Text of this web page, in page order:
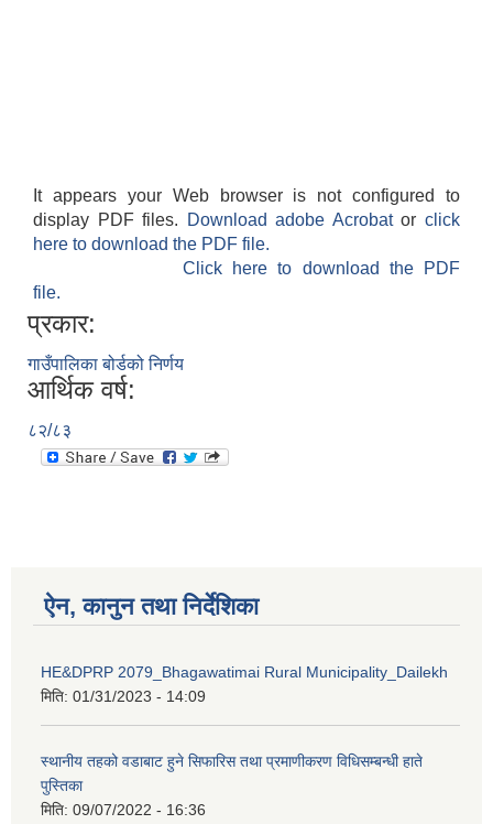
It appears your Web browser is not configured to
display PDF files.
Download adobe Acrobatorclick
here to download the PDF file.
Click here to download the PDF
file.
प्रकार:
गाउँपालिका बोर्डको निर्णय
आर्थिक वर्ष:
८२/८३
ऐन, कानुन तथा निर्देशिका
HE&DPRP 2079_Bhagawatimai Rural Municipality_Dailekh
मिति: 01/31/2023 - 14:09
स्थानीय तहको वडाबाट हुने सिफारिस तथा प्रमाणीकरण विधिसम्बन्धी हाते
पुस्तिका
मिति: 09/07/2022 - 16:36